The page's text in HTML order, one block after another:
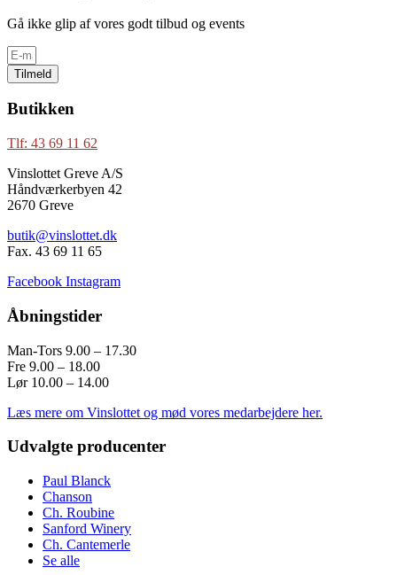
Gå ikke glip af vores godt tilbud og events
Tilmeld
Butikken
Tlf: 43 69 11 62
Vinslottet Greve A/S
Håndværkerbyen 42
2670 Greve
butik@vinslottet.dk
Fax. 43 69 11 65
Facebook Instagram
Åbningstider
Man-Tors 9.00 – 17.30
Fre 9.00 – 18.00
Lør 10.00 – 14.00
Læs mere om Vinslottet og mød vores medarbejdere her.
Udvalgte producenter
Paul Blanck
Chanson
Ch. Roubine
Sanford Winery
Ch. Cantemerle
Se alle